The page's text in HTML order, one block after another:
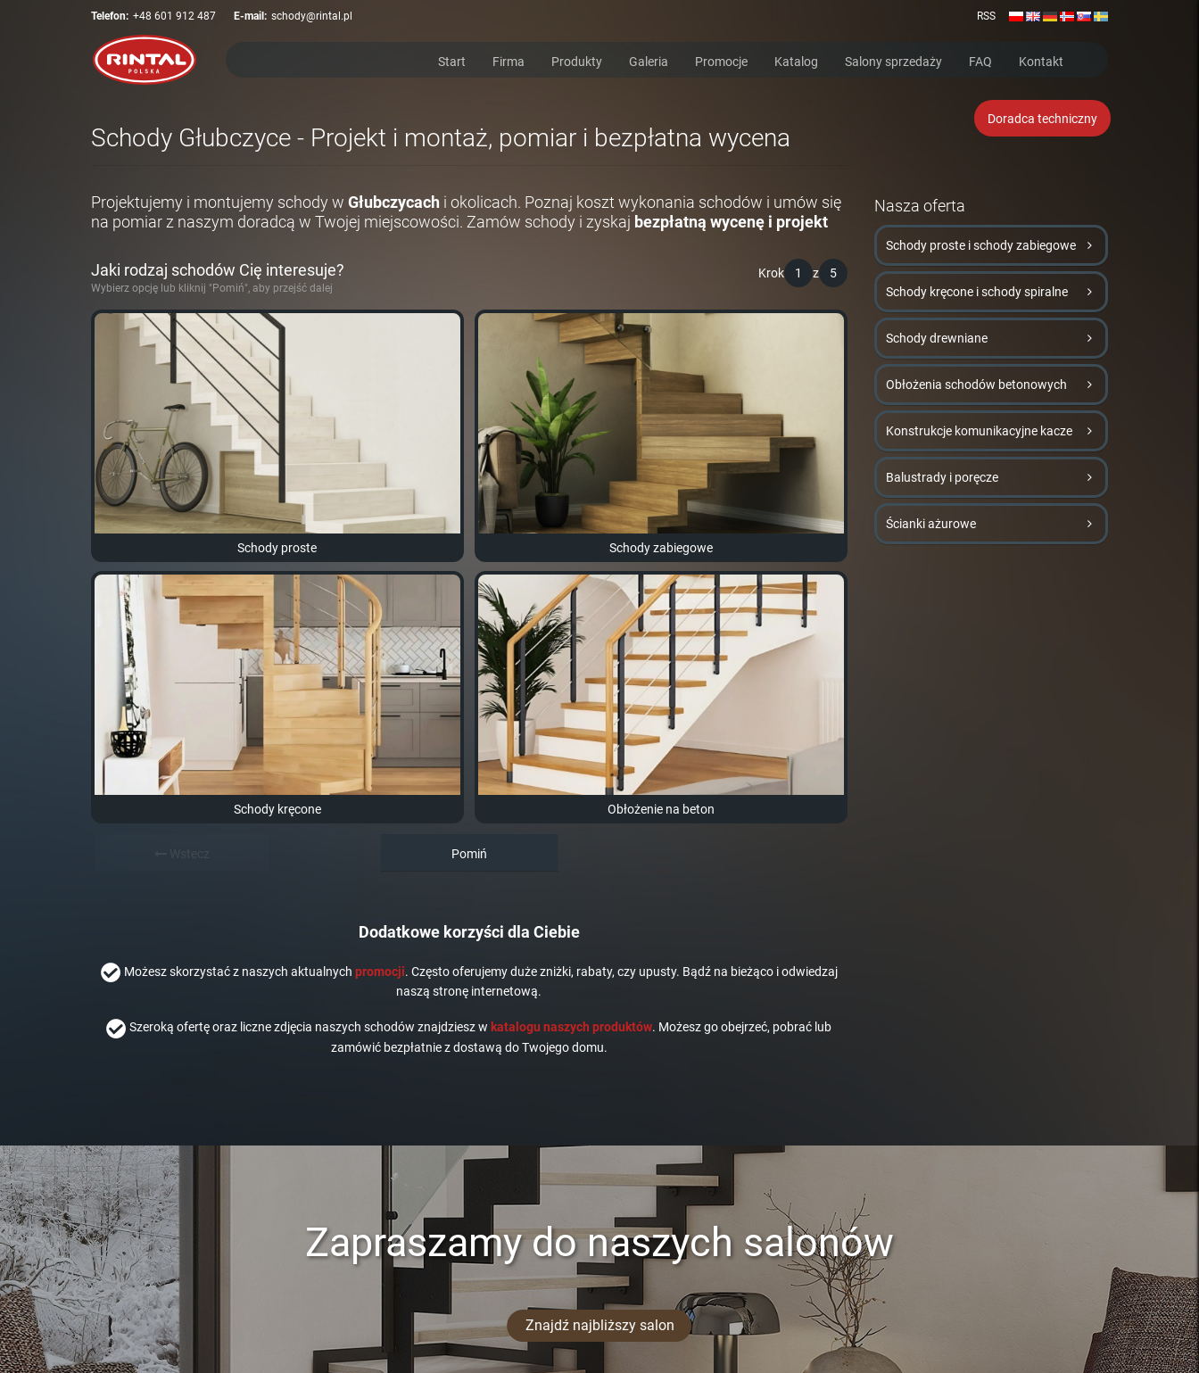
Telefon: +48 601 912 487 E-mail: schody@rintal.pl RSS
Start Firma Produkty Galeria Promocje Katalog Salony sprzedaży FAQ Kontakt
Doradca techniczny
Schody Głubczyce - Projekt i montaż, pomiar i bezpłatna wycena
Projektujemy i montujemy schody w Głubczycach i okolicach. Poznaj koszt wykonania schodów i umów się
na pomiar z naszym doradcą w Twojej miejscowości. Zamów schody i zyskaj bezpłatną wycenę i projekt
Krok 1 z 5
Jaki rodzaj schodów Cię interesuje?
Wybierz opcję lub kliknij "Pomiń", aby przejść dalej
Schody proste Schody zabiegowe
Schody kręcone Obłożenie na beton
Pomiń
Dodatkowe korzyści dla Ciebie
Możesz skorzystać z naszych aktualnych promocji. Często oferujemy duże zniżki, rabaty, czy upusty. Bądź na bieżąco i odwiedzaj
naszą stronę internetową.
Szeroką ofertę oraz liczne zdjęcia naszych schodów znajdziesz w katalogu naszych produktów. Możesz go obejrzeć, pobrać lub
zamówić bezpłatnie z dostawą do Twojego domu.
Nasza oferta
Schody proste i schody zabiegowe
Schody kręcone i schody spiralne
Schody drewniane
Obłożenia schodów betonowych
Konstrukcje komunikacyjne kacze
Balustrady i poręcze
Ścianki ażurowe
Zapraszamy do naszych salonów
Znajdź najbliższy salon